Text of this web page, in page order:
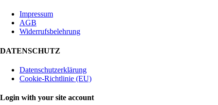
Impressum
AGB
Widerrufsbelehrung
DATENSCHUTZ
Datenschutzerklärung
Cookie-Richtlinie (EU)
Login with your site account